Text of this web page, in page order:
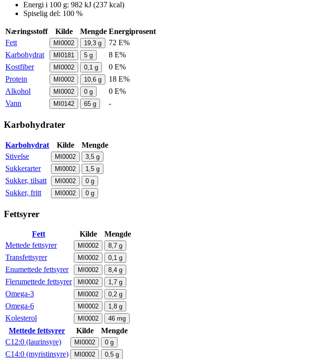
Energi i 100 g: 982 kJ (237 kcal)
Spiselig del: 100 %
Næringsstoff Kilde Mengde Energiprosent
Fett
MI0002 19,3 g
72 E%
Karbohydrat
MI0181 5 g
8 E%
Kostfiber
MI0002 0,1 g
0 E%
Protein
MI0002 10,6 g
18 E%
Alkohol
MI0002 0 g
0 E%
Vann
MI0142 65 g -
Karbohydrater
Karbohydrat Kilde
Mengde
Stivelse
MI0002 3,5 g
Sukkerarter MI0002 1,5 g
Sukker, tilsatt MI0002 0 g
Sukker, fritt MI0002 0 g
Fettsyrer
Fett Kilde
Mengde
Mettede fettsyrer
MI0002 8,7 g
Transfettsyrer MI0002 0,1 g
Enumettede fettsyrer MI0002 8,4 g
Flerumettede fettsyrer MI0002 1,7 g
Omega-3 MI0002 0,2 g
Omega-6 MI0002 1,8 g
Kolesterol MI0002 46 mg
Mettede fettsyrer Kilde
Mengde
C12:0 (laurinsyre)
MI0002 0 g
C14:0 (myristinsyre) MI0002 0,5 g